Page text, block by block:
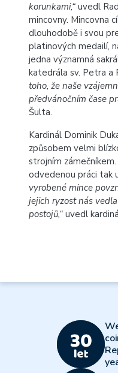
korunkami,“ uvedl
mincovny. Mincovna
dlouhodobě i svou
platinových medailí,
jedna významná
katedrála sv. Petra a
toho, že naše
předvánočním čase
Šulta.
Kardinál Dominik
způsobem velmi
strojním
odvedenou práci tak
vyrobené mince
jejich ryzost nás
postojů,“ uvedl